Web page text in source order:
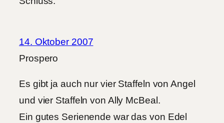
14. Oktober 2007
Prospero
Es gibt ja auch nur vier Staffeln von Angel
und vier Staffeln von Ally McBeal.
Ein gutes Serienende war das von Edel